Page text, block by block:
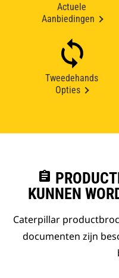
Actuele
Aanbiedingen
Tweedehands
Opties
assignment
KUNNEN
Caterpillar
documenten zijn